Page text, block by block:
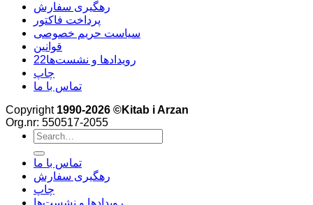
رهگیری سفارش
پرداخت فاکتور
سیاست حریم خصوصی
قوانین
22رویدادها و نشست‌ها
چاپ
تماس با ما
Copyright 1990-2026 ©Kitab i Arzan
Org.nr: 550517-2055
Search
for:
تماس با ما
رهگیری سفارش
چاپ